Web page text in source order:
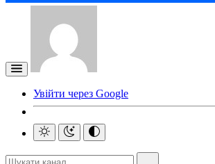
Увійти через Google